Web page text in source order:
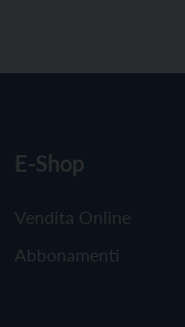
E-Shop
Vendita Online
Abbonamenti